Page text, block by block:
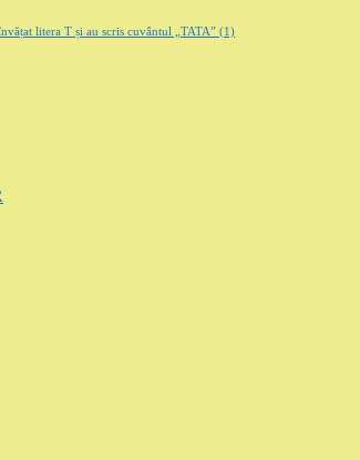
litera T și au scris cuvântul „TATA” (1)